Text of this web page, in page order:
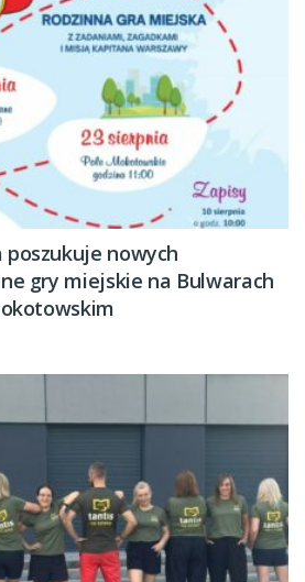
poszukuje nowych
gry miejskie na Bulwarach